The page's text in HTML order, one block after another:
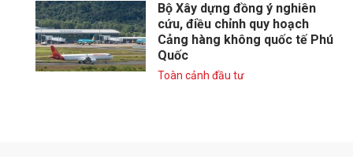
Bộ Xây dựng đồng ý nghiên
cứu, điều chỉnh quy hoạch
Cảng hàng không quốc tế Phú
Quốc
Toàn cảnh đầu tư